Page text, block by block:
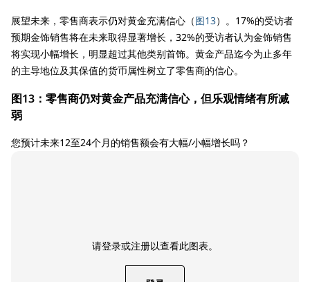
展望未来，零售商表示仍对黄金充满信心（图13）。17%的受访者
预期金饰销售将在未来取得显著增长，32%的受访者认为金饰销售
将实现小幅增长，明显超过其他类别首饰。黄金产品迄今为止多年
的主导地位及其保值的货币属性树立了零售商的信心。
图13：零售商仍对黄金产品充满信心，但乐观情绪有所减
弱
您预计未来12至24个月的销售额会有大幅/小幅增长吗？
请登录或注册以查看此图表。